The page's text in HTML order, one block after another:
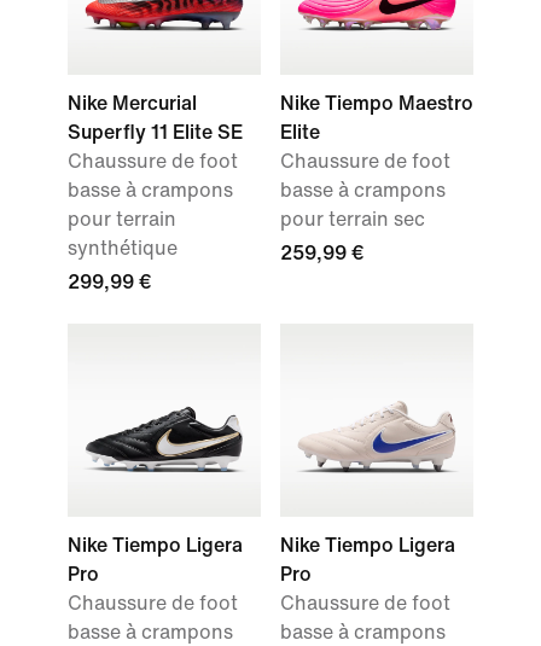
Nike Mercurial
Superfly 11 Elite SE
Chaussure de foot
basse à crampons
pour terrain
synthétique
299,99 €
Nike Tiempo Maestro
Elite
Chaussure de foot
basse à crampons
pour terrain sec
259,99 €
Nike Tiempo Ligera
Pro
Chaussure de foot
basse à crampons
Nike Tiempo Ligera
Pro
Chaussure de foot
basse à crampons